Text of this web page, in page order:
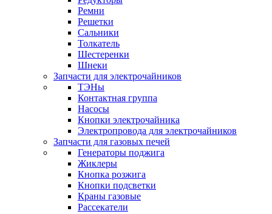
Ремни
Решетки
Сальники
Толкатель
Шестеренки
Шнеки
Запчасти для электрочайников
ТЭНы
Контактная группа
Насосы
Кнопки электрочайника
Электропровода для электрочайников
Запчасти для газовых печей
Генераторы поджига
Жиклеры
Кнопка розжига
Кнопки подсветки
Краны газовые
Рассекатели